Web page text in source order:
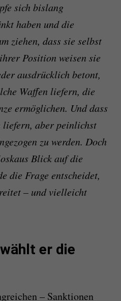
sich bislang
haben und die
ziehen, dass sie selbst
Position weisen sie
ausdrücklich betont,
Waffen liefern, die
ermöglichen. Und dass
liefern, aber peinlichst
zu werden. Doch
Blick auf die
die Frage entscheidet,
– und vielleicht
er die
– Sanktionen